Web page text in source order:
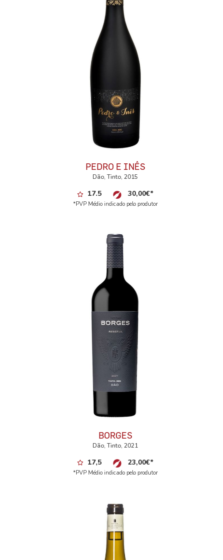
PEDRO E INÊS
Dão, Tinto, 2015
17.5 30,00€*
*PVP Médio indicado pelo produtor
BORGES
Dão, Tinto, 2021
17,5 23,00€*
*PVP Médio indicado pelo produtor